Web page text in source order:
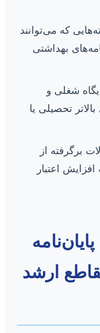
که می‌توانند
بهداشتی
شغلی و
تحصیلی یا
برگرفته از
افزایش اعتبار
ارشد